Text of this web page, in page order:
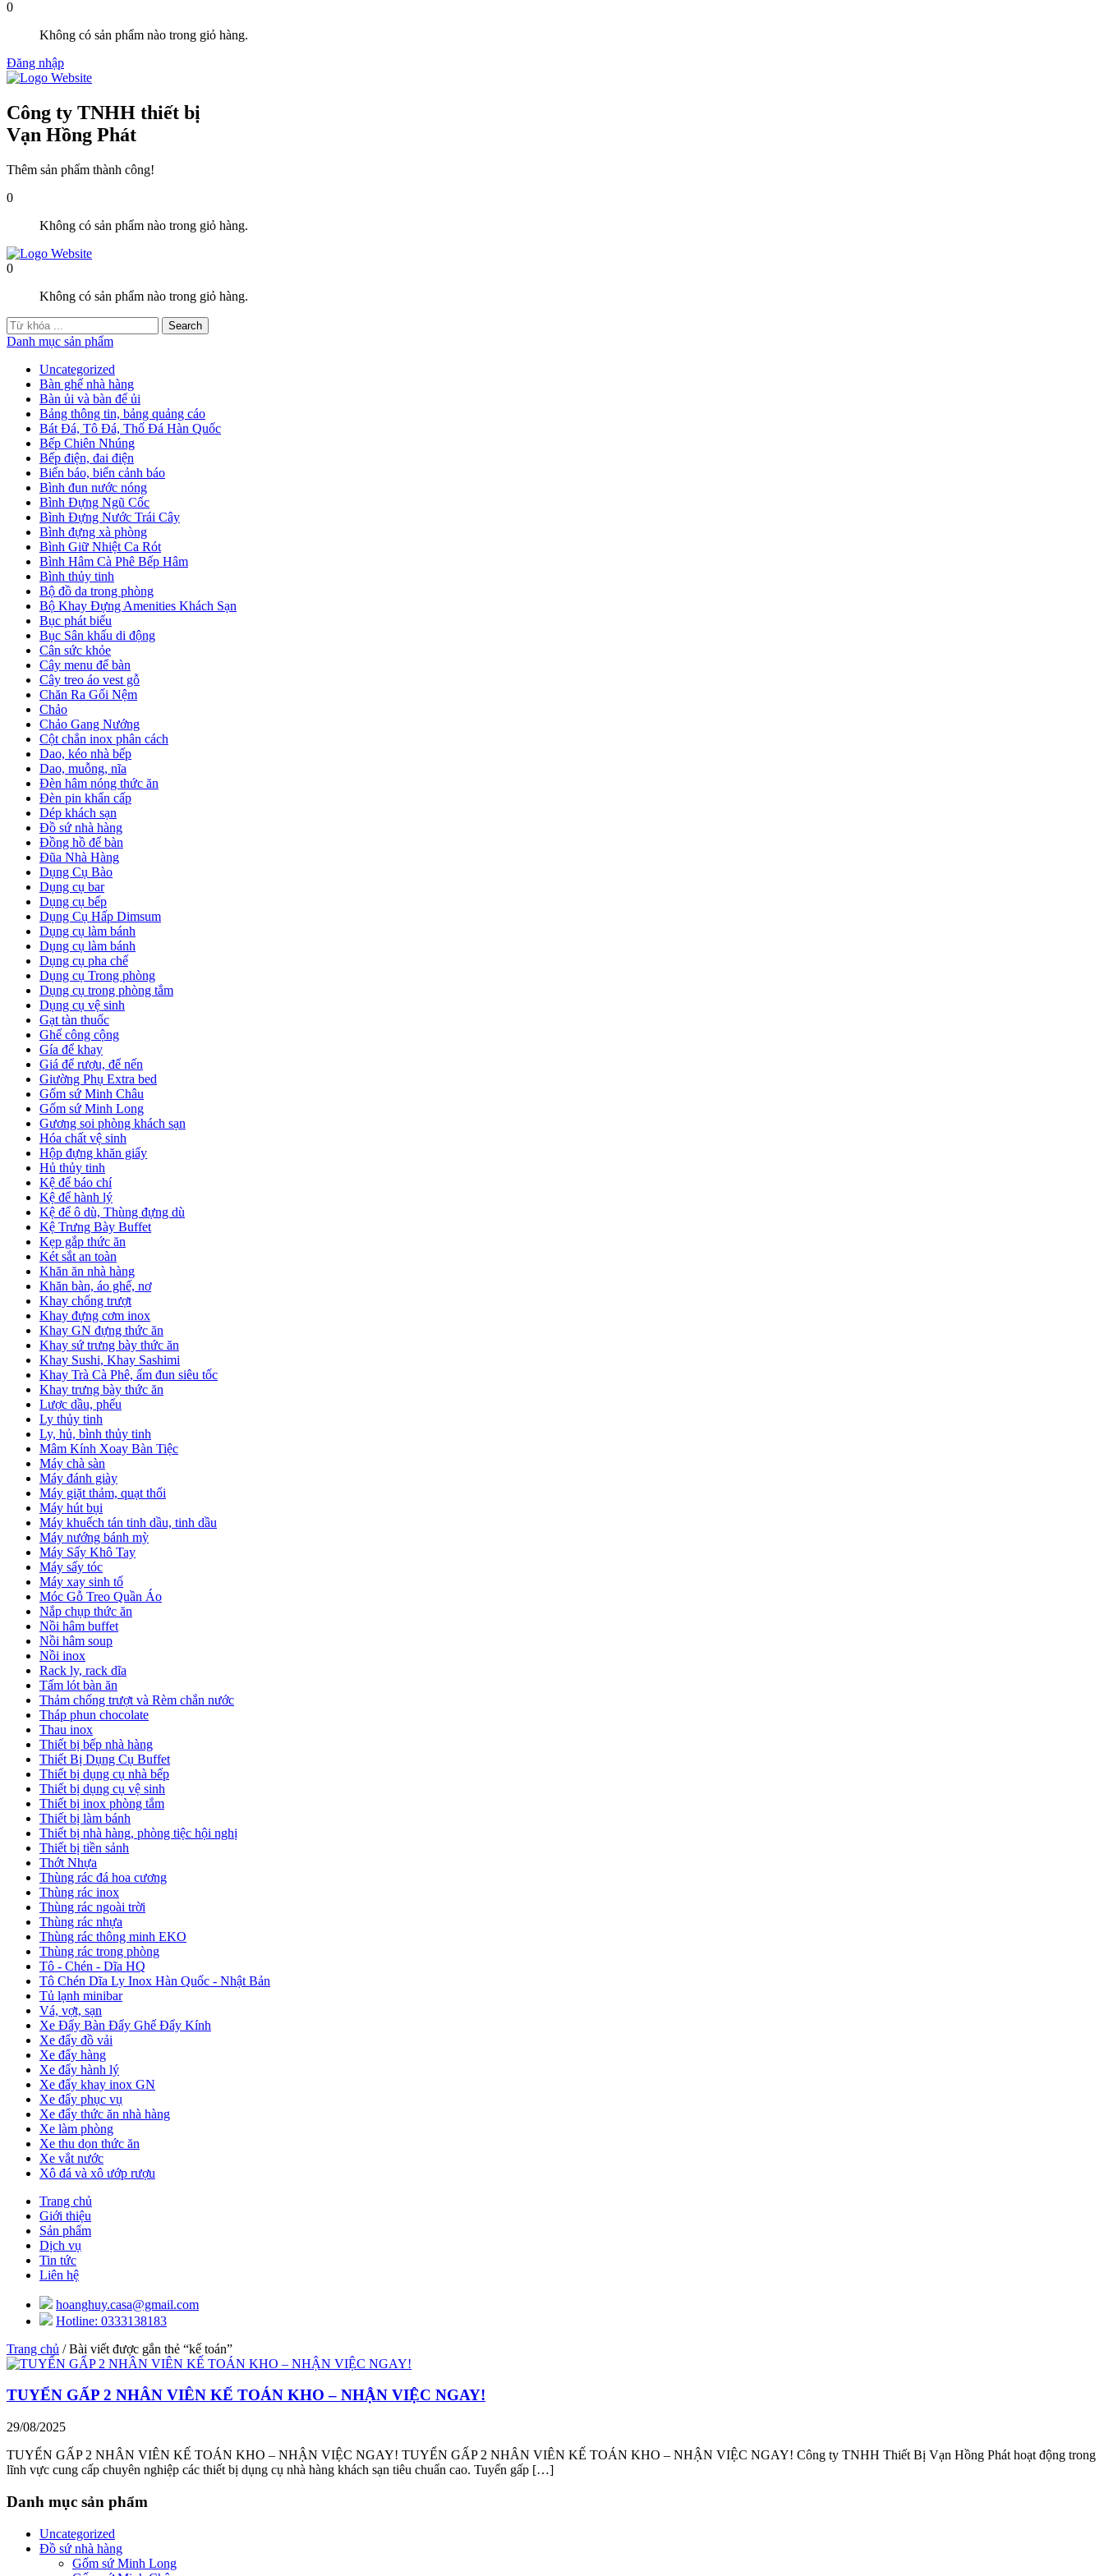
0
Không có sản phẩm nào trong giỏ hàng.
Đăng nhập
Công ty TNHH thiết bị
Vạn Hồng Phát
Thêm sản phẩm thành công!
0
Không có sản phẩm nào trong giỏ hàng.
0
Không có sản phẩm nào trong giỏ hàng.
Danh mục sản phẩm
Uncategorized
Bàn ghế nhà hàng
Bàn ủi và bàn để ủi
Bảng thông tin, bảng quảng cáo
Bát Đá, Tô Đá, Thố Đá Hàn Quốc
Bếp Chiên Nhúng
Bếp điện, đai điện
Biển báo, biển cảnh báo
Bình đun nước nóng
Bình Đựng Ngũ Cốc
Bình Đựng Nước Trái Cây
Bình đựng xà phòng
Bình Giữ Nhiệt Ca Rót
Bình Hâm Cà Phê Bếp Hâm
Bình thủy tinh
Bộ đồ da trong phòng
Bộ Khay Đựng Amenities Khách Sạn
Bục phát biểu
Bục Sân khấu di động
Cân sức khỏe
Cây menu để bàn
Cây treo áo vest gỗ
Chăn Ra Gối Nệm
Chảo
Chảo Gang Nướng
Cột chắn inox phân cách
Dao, kéo nhà bếp
Dao, muỗng, nĩa
Đèn hâm nóng thức ăn
Đèn pin khẩn cấp
Dép khách sạn
Đồ sứ nhà hàng
Đồng hồ để bàn
Đũa Nhà Hàng
Dụng Cụ Bào
Dụng cụ bar
Dụng cụ bếp
Dụng Cụ Hấp Dimsum
Dụng cụ làm bánh
Dụng cụ làm bánh
Dụng cụ pha chế
Dụng cụ Trong phòng
Dụng cụ trong phòng tắm
Dụng cụ vệ sinh
Gạt tàn thuốc
Ghế công cộng
Gía để khay
Giá để rượu, để nến
Giường Phụ Extra bed
Gốm sứ Minh Châu
Gốm sứ Minh Long
Gương soi phòng khách sạn
Hóa chất vệ sinh
Hộp đựng khăn giấy
Hủ thủy tinh
Kệ để báo chí
Kệ để hành lý
Kệ để ô dù, Thùng đựng dù
Kệ Trưng Bày Buffet
Kẹp gắp thức ăn
Két sắt an toàn
Khăn ăn nhà hàng
Khăn bàn, áo ghế, nơ
Khay chống trượt
Khay đựng cơm inox
Khay GN đựng thức ăn
Khay sứ trưng bày thức ăn
Khay Sushi, Khay Sashimi
Khay Trà Cà Phê, ấm đun siêu tốc
Khay trưng bày thức ăn
Lược dầu, phểu
Ly thủy tinh
Ly, hủ, bình thủy tinh
Mâm Kính Xoay Bàn Tiệc
Máy chà sàn
Máy đánh giày
Máy giặt thảm, quạt thổi
Máy hút bụi
Máy khuếch tán tinh dầu, tinh dầu
Máy nướng bánh mỳ
Máy Sấy Khô Tay
Máy sấy tóc
Máy xay sinh tố
Móc Gỗ Treo Quần Áo
Nắp chụp thức ăn
Nồi hâm buffet
Nồi hâm soup
Nồi inox
Rack ly, rack dĩa
Tấm lót bàn ăn
Thảm chống trượt và Rèm chắn nước
Tháp phun chocolate
Thau inox
Thiết bị bếp nhà hàng
Thiết Bị Dụng Cụ Buffet
Thiết bị dụng cụ nhà bếp
Thiết bị dụng cụ vệ sinh
Thiết bị inox phòng tắm
Thiết bị làm bánh
Thiết bị nhà hàng, phòng tiệc hội nghị
Thiết bị tiền sảnh
Thớt Nhựa
Thùng rác đá hoa cương
Thùng rác inox
Thùng rác ngoài trời
Thùng rác nhựa
Thùng rác thông minh EKO
Thùng rác trong phòng
Tô - Chén - Dĩa HQ
Tô Chén Dĩa Ly Inox Hàn Quốc - Nhật Bản
Tủ lạnh minibar
Vá, vợt, sạn
Xe Đẩy Bàn Đẩy Ghế Đẩy Kính
Xe đẩy đồ vải
Xe đẩy hàng
Xe đẩy hành lý
Xe đẩy khay inox GN
Xe đẩy phục vụ
Xe đẩy thức ăn nhà hàng
Xe làm phòng
Xe thu dọn thức ăn
Xe vắt nước
Xô đá và xô ướp rượu
Trang chủ
Giới thiệu
Sản phẩm
Dịch vụ
Tin tức
Liên hệ
hoanghuy.casa@gmail.com
Hotline: 0333138183
Trang chủ / Bài viết được gắn thẻ “kế toán”
TUYỂN GẤP 2 NHÂN VIÊN KẾ TOÁN KHO – NHẬN VIỆC NGAY!
29/08/2025
TUYỂN GẤP 2 NHÂN VIÊN KẾ TOÁN KHO – NHẬN VIỆC NGAY! TUYỂN GẤP 2 NHÂN VIÊN KẾ TOÁN KHO – NHẬN VIỆC NGAY! Công ty TNHH Thiết Bị Vạn Hồng Phát hoạt động trong
lĩnh vực cung cấp chuyên nghiệp các thiết bị dụng cụ nhà hàng khách sạn tiêu chuẩn cao. Tuyển gấp […]
Danh mục sản phẩm
Uncategorized
Đồ sứ nhà hàng
Gốm sứ Minh Long